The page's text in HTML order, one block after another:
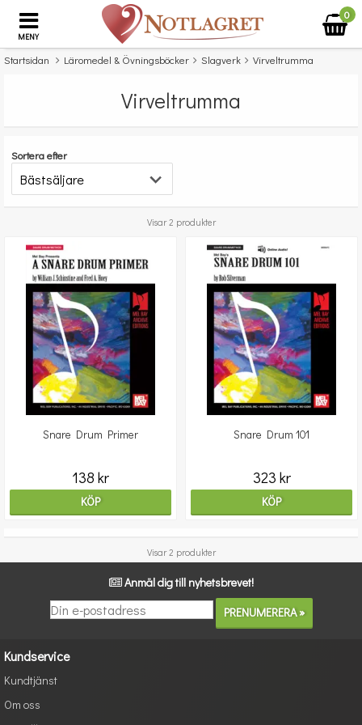
MENY
0
Startsidan Läromedel & Övningsböcker Slagverk Virveltrumma
Virveltrumma
Sortera efter
Visar 2 produkter
Snare Drum Primer
138 kr
KÖP
Snare Drum 101
323 kr
KÖP
Visar 2 produkter
Anmäl dig till nyhetsbrevet!
Kundservice
Kundtjänst
Om oss